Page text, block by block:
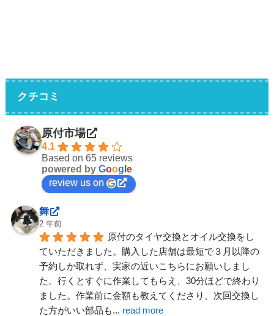
クチコミ
原付市場
4.1
Based on 65 reviews
powered by Goog e
review us on
舞
2 年前
原付のタイヤ交換とオイル交換をし
ていただきました。購入した店舗は最短で３月以降の
予約しか取れず、実家の近いこちらにお願いしまし
た。行くとすぐに作業してもらえ、30分ほどで終わり
ました。作業前に金額も教えてくださり、次回交換し
た方がいい部品も... read more